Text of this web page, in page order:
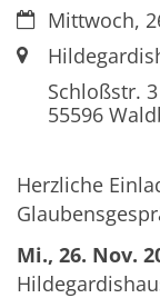
Datum:Mittwoch,
Ort:
Schloßstr. 3
55596
Herzliche
Mi., 26. Nov.